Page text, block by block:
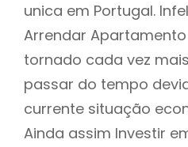
unica em Portugal.
Arrendar
tornado cada vez
passar do tempo
currente situação
Ainda assim Investir